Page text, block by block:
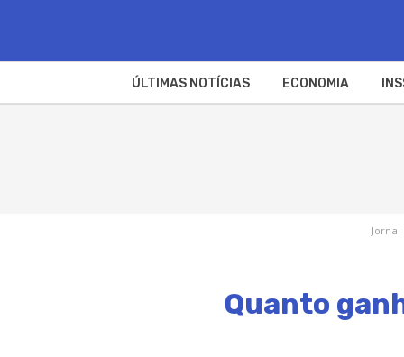
ÚLTIMAS NOTÍCIAS ECONOMIA
Jornal
Quanto